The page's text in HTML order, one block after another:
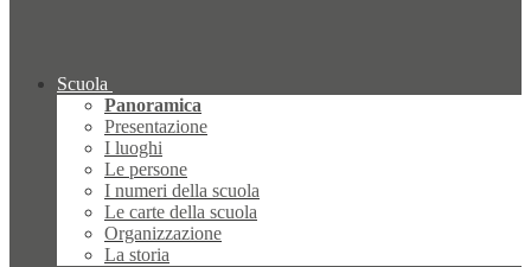
Scuola
Panoramica
Presentazione
I luoghi
Le persone
I numeri della scuola
Le carte della scuola
Organizzazione
La storia